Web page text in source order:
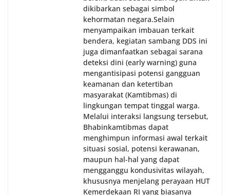
dikibarkan sebagai simbol
kehormatan negara.‎‎‎Selain
menyampaikan imbauan terkait
bendera, kegiatan sambang DDS ini
juga dimanfaatkan sebagai sarana
deteksi dini (early warning) guna
mengantisipasi potensi gangguan
keamanan dan ketertiban
masyarakat (Kamtibmas) di
lingkungan tempat tinggal warga.
Melalui interaksi langsung tersebut,
Bhabinkamtibmas dapat
menghimpun informasi awal terkait
situasi sosial, potensi kerawanan,
maupun hal-hal yang dapat
mengganggu kondusivitas wilayah,
khususnya menjelang perayaan HUT
Kemerdekaan RI yang biasanya